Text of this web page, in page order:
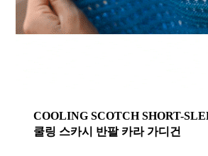
COOLING SCOTCH SHORT-
쿨링 스카시 반팔 카라 가디건